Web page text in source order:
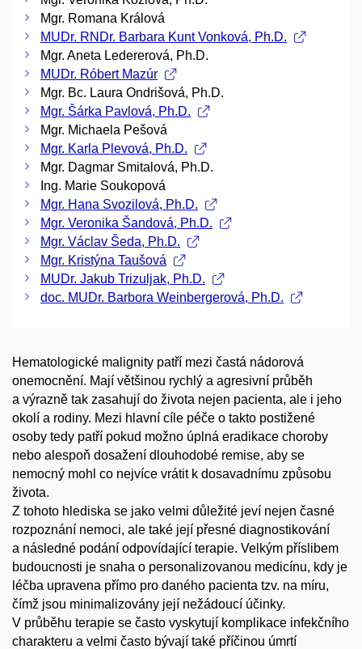
Mgr. Romana Králová
MUDr. RNDr. Barbara Kunt Vonková, Ph.D.
Mgr. Aneta Ledererová, Ph.D.
MUDr. Róbert Mazúr
Mgr. Bc. Laura Ondrišová, Ph.D.
Mgr. Šárka Pavlová, Ph.D.
Mgr. Michaela Pešová
Mgr. Karla Plevová, Ph.D.
Mgr. Dagmar Smitalová, Ph.D.
Ing. Marie Soukopová
Mgr. Hana Svozilová, Ph.D.
Mgr. Veronika Šandová, Ph.D.
Mgr. Václav Šeda, Ph.D.
Mgr. Kristýna Taušová
MUDr. Jakub Trizuljak, Ph.D.
doc. MUDr. Barbora Weinbergerová, Ph.D.
Hematologické malignity patří mezi častá nádorová
onemocnění. Mají většinou rychlý a agresivní průběh
a výrazně tak zasahují do života nejen pacienta, ale i jeho
okolí a rodiny. Mezi hlavní cíle péče o takto postižené
osoby tedy patří pokud možno úplná eradikace choroby
nebo alespoň dosažení dlouhodobé remise, aby se
nemocný mohl co nejvíce vrátit k dosavadnímu způsobu
života.
Z tohoto hlediska se jako velmi důležité jeví nejen časné
rozpoznání nemoci, ale také její přesné diagnostikování
a následné podání odpovídající terapie. Velkým příslibem
budoucnosti je snaha o personalizovanou medicínu, kdy je
léčba upravena přímo pro daného pacienta tzv. na míru,
čímž jsou minimalizovány její nežádoucí účinky.
V průběhu terapie se často vyskytují komplikace infekčního
charakteru a velmi často bývají také příčinou úmrtí